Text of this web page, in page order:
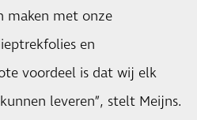
maken met onze
en
voordeel is dat wij elk
leveren”, stelt Meijns.